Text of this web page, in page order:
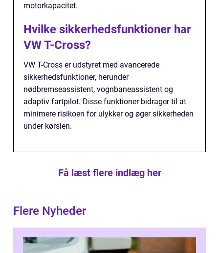
motorkapacitet.
Hvilke sikkerhedsfunktioner har
VW T-Cross?
VW T-Cross er udstyret med avancerede
sikkerhedsfunktioner, herunder
nødbremseassistent, vognbaneassistent og
adaptiv fartpilot. Disse funktioner bidrager til at
minimere risikoen for ulykker og øger sikkerheden
under kørslen.
Få læst flere indlæg her
Flere Nyheder